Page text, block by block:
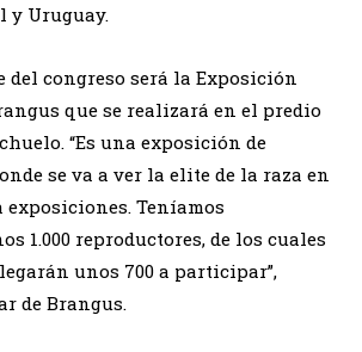
y Uruguay.
del congreso será la Exposición
que se realizará en el predio
“Es una exposición de
se va a ver la elite de la raza en
exposiciones. Teníamos
1.000 reproductores, de los cuales
unos 700 a participar”,
de Brangus.